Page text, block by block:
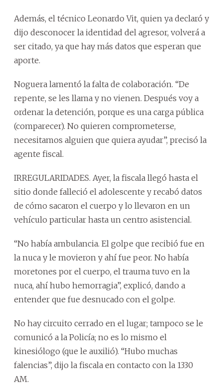
Además, el técnico Leonardo Vit, quien ya declaró y
dijo desconocer la identidad del agresor, volverá a
ser citado, ya que hay más datos que esperan que
aporte.
Noguera lamentó la falta de colaboración. “De
repente, se les llama y no vienen. Después voy a
ordenar la detención, porque es una carga pública
(comparecer). No quieren comprometerse,
necesitamos alguien que quiera ayudar”, precisó la
agente fiscal.
IRREGULARIDADES. Ayer, la fiscala llegó hasta el
sitio donde falleció el adolescente y recabó datos
de cómo sacaron el cuerpo y lo llevaron en un
vehículo particular hasta un centro asistencial.
“No había ambulancia. El golpe que recibió fue en
la nuca y le movieron y ahí fue peor. No había
moretones por el cuerpo, el trauma tuvo en la
nuca, ahí hubo hemorragia”, explicó, dando a
entender que fue desnucado con el golpe.
No hay circuito cerrado en el lugar; tampoco se le
comunicó a la Policía; no es lo mismo el
kinesiólogo (que le auxilió). “Hubo muchas
falencias”, dijo la fiscala en contacto con la 1330
AM.